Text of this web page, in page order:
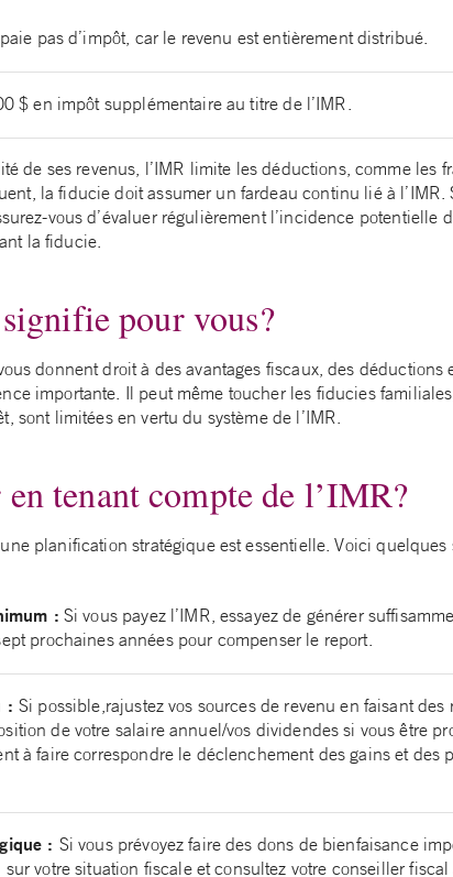
pas d’impôt, car le revenu est entièrement distribué.
$ en impôt supplémentaire au titre de l’IMR.
de ses revenus, l’IMR limite les déductions, comme les
la fiducie doit assumer un fardeau continu lié à l’IMR.
vous d’évaluer régulièrement l’incidence potentielle
la fiducie.
pour vous?
donnent droit à des avantages fiscaux, des déductions
importante. Il peut même toucher les fiducies
sont limitées en vertu du système de l’IMR.
tenant compte de l’IMR?
planification stratégique est essentielle. Voici quelques
: Si vous payez l’IMR, essayez de générer
prochaines années pour compenser le report.
: Si possible,rajustez vos sources de revenu en faisant des
de votre salaire annuel/vos dividendes si vous être
à faire correspondre le déclenchement des gains et des
: Si vous prévoyez faire des dons de bienfaisance
votre situation fiscale et consultez votre conseiller fiscal